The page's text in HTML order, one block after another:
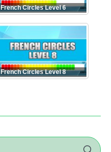
French Circles Level 6
French Circles Level 8